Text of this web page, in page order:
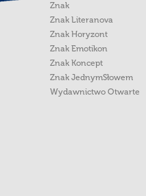
Znak
Znak Literanova
Znak Horyzont
Znak Emotikon
Znak Koncept
Znak JednymSłowem
Wydawnictwo Otwarte